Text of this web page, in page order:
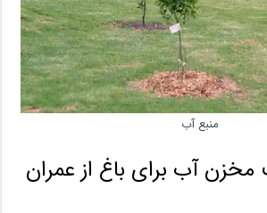
منبع آب
مخزن آب برای باغ از عمران